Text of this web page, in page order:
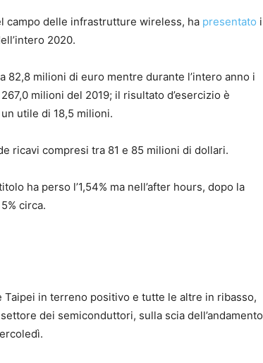
campo delle infrastrutture wireless, ha presentato i
2020.
82,8 milioni di euro mentre durante l’intero anno i
milioni del 2019; il risultato d’esercizio è
utile di 18,5 milioni.
ricavi compresi tra 81 e 85 milioni di dollari.
ha perso l’1,54% ma nell’after hours, dopo la
circa.
in terreno positivo e tutte le altre in ribasso,
dei semiconduttori, sulla scia dell’andamento